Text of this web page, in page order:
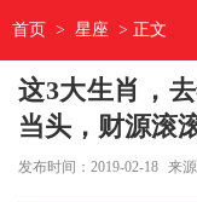
首页 > 星座 > 正文
这3大生肖，
当头，财源滚
发布时间：2019-02-18 来